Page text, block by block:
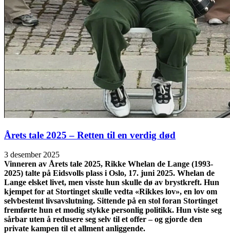
Årets tale 2025 – Retten til en verdig død
3 desember 2025
Vinneren av Årets tale 2025, Rikke Whelan de Lange (1993-
2025) talte på Eidsvolls plass i Oslo, 17. juni 2025. Whelan de
Lange elsket livet, men visste hun skulle dø av brystkreft. Hun
kjempet for at Stortinget skulle vedta «Rikkes lov», en lov om
selvbestemt livsavslutning. Sittende på en stol foran Stortinget
fremførte hun et modig stykke personlig politikk. Hun viste seg
sårbar uten å redusere seg selv til et offer – og gjorde den
private kampen til et allment anliggende.